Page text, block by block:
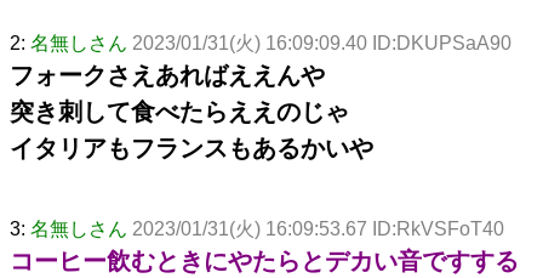
2: 名無しさん 2023/01/31(火) 16:09:09.40 ID:DKUPSaA90
フォークさえあればええんや
突き刺して食べたらええのじゃ
イタリアもフランスもあるかいや
3: 名無しさん 2023/01/31(火) 16:09:53.67 ID:RkVSFoT40
コーヒー飲むときにやたらとデカい音ですする